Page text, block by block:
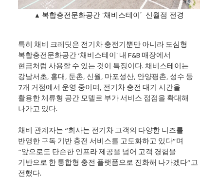
▲ 복합충전문화공간 ‘채비스테이’ 신월점 전경
특히 채비 크레딧은 전기차 충전기뿐만 아니라 도심형
복합충전문화공간‘채비스테이’ 내 F&B 매장에서
현금처럼 사용할 수 있는 것이 특징이다. 채비스테이는
강남서초 홍대 둔촌 신월 마포성산 안양평촌 성수 등
7개 거점에서 운영 중이며 전기차 충전 대기 시간을
활용한 체류형 공간 모델로 부가 서비스 접점을 확대해
나가고 있다.
채비 관계자는 “회사는 전기차 고객의 다양한 니즈를
반영한 구독 기반 충전 서비스를 고도화하고 있다”며
“앞으로도 단순한 인프라 제공을 넘어 고객 경험을
기반으로 한 통합형 충전 플랫폼으로 진화해 나가겠다”고
전했다.